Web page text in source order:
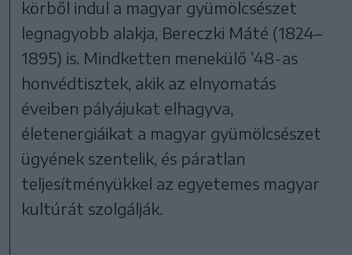
körből indul a magyar gyümölcsészet
legnagyobb alakja, Bereczki Máté (1824–
1895) is. Mindketten menekülő ’48-as
honvédtisztek, akik az elnyomatás
éveiben pályájukat elhagyva,
életenergiáikat a magyar gyümölcsészet
ügyének szentelik, és páratlan
teljesítményükkel az egyetemes magyar
kultúrát szolgálják.